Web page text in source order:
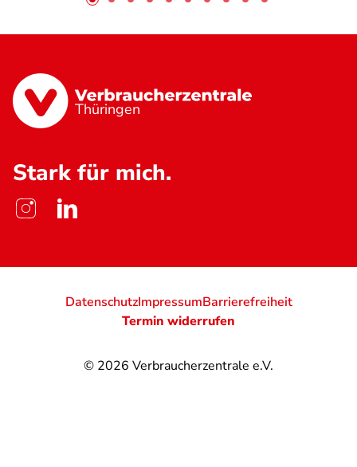
Thüringen
Stark für mich.
© 2026 Verbraucherzentrale e.V.
DatenschutzImpressumBarrierefreiheit
Termin widerrufen